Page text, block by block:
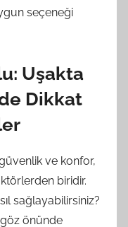
seçeneği
Uşakta
Dikkat
ve konfor,
biridir.
sağlayabilirsiniz?
önünde